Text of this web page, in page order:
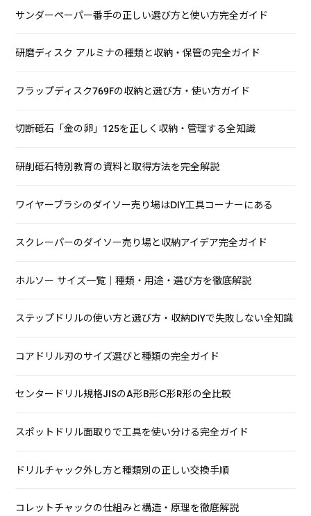
サンダーペーパー番手の正しい選び方と使い方完全ガイド
研磨ディスク アルミナの種類と収納・保管の完全ガイド
フラップディスク769Fの収納と選び方・使い方ガイド
切断砥石「金の卵」125を正しく収納・管理する全知識
研削砥石特別教育の資料と取得方法を完全解説
ワイヤーブラシのダイソー売り場はDIY工具コーナーにある
スクレーパーのダイソー売り場と収納アイデア完全ガイド
ホルソー サイズ一覧｜種類・用途・選び方を徹底解説
ステップドリルの使い方と選び方・収納DIYで失敗しない全知識
コアドリル刃のサイズ選びと種類の完全ガイド
センタードリル規格JISのA形B形C形R形の全比較
スポットドリル面取りで工具を使い分ける完全ガイド
ドリルチャック外し方と種類別の正しい交換手順
コレットチャックの仕組みと構造・原理を徹底解説